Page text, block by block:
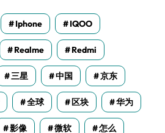
Iphone IQOO
Realme Redmi
三星 中国 京东
全球 区块 华为
影像 微软 怎么